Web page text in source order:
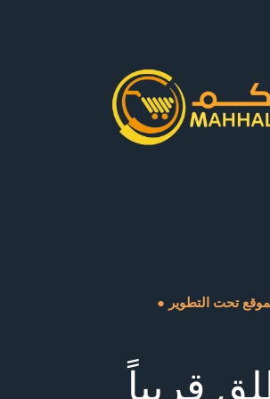
تحت التطوير
قريباً